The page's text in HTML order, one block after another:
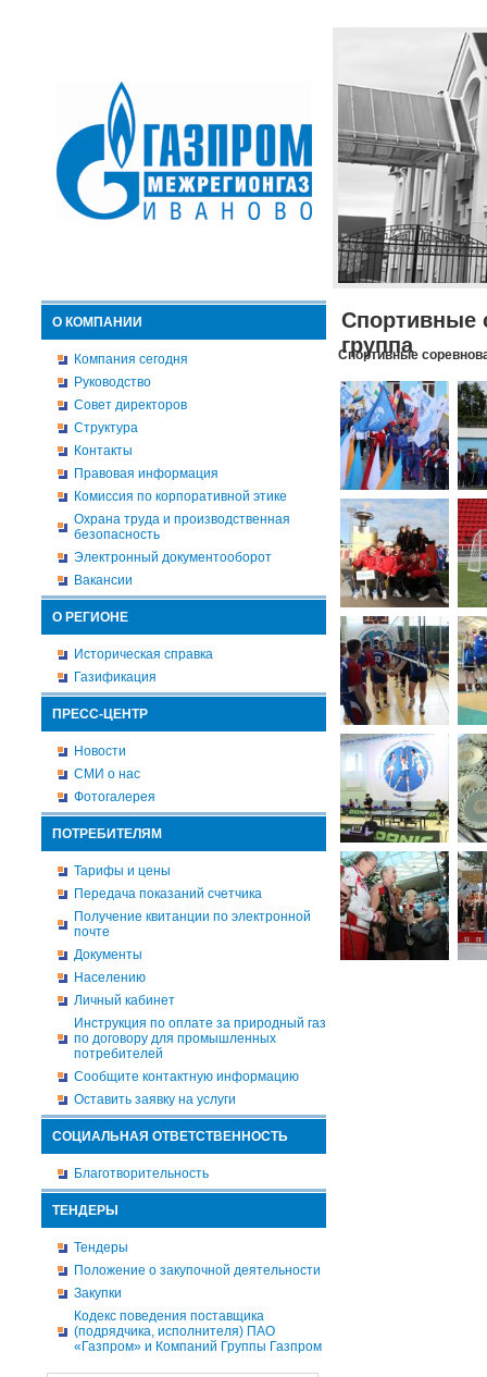
О КОМПАНИИ
Компания сегодня
Руководство
Совет директоров
Структура
Контакты
Правовая информация
Комиссия по корпоративной этике
Охрана труда и производственная
безопасность
Электронный документооборот
Вакансии
О РЕГИОНЕ
Историческая справка
Газификация
ПРЕСС-ЦЕНТР
Новости
СМИ о нас
Фотогалерея
ПОТРЕБИТЕЛЯМ
Тарифы и цены
Передача показаний счетчика
Получение квитанции по электронной
почте
Документы
Населению
Личный кабинет
Инструкция по оплате за природный газ
по договору для промышленных
потребителей
Сообщите контактную информацию
Оставить заявку на услуги
СОЦИАЛЬНАЯ ОТВЕТСТВЕННОСТЬ
Благотворительность
ТЕНДЕРЫ
Тендеры
Положение о закупочной деятельности
Закупки
Кодекс поведения поставщика
(подрядчика, исполнителя) ПАО
«Газпром» и Компаний Группы Газпром
Спортивные
группа
Спортивные